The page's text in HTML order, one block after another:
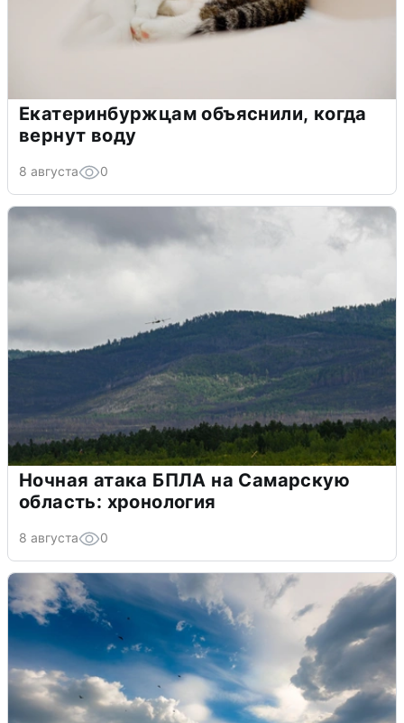
Екатеринбуржцам объяснили, когда
вернут воду
8 августа 0
Ночная атака БПЛА на Самарскую
область: хронология
8 августа 0